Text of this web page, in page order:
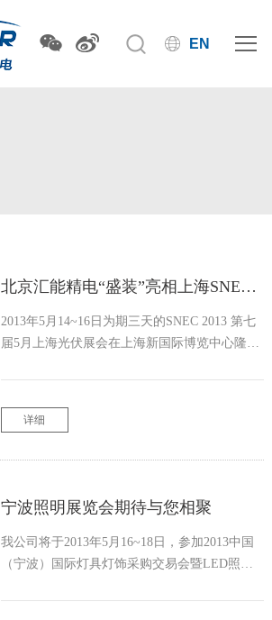
EN
北京汇能精电“盛装”亮相上海SNEC展
2013年5月14~16日为期三天的SNEC 2013 第七
届5月上海光伏展会在上海新国际博览中心隆重
(EPSOLAR)，携新品参加了此次盛会。
详细
宁波照明展览会期待与您相聚
我公司将于2013年5月16~18日，参加2013中国
（宁波）国际灯具灯饰采购交易会暨LED照明